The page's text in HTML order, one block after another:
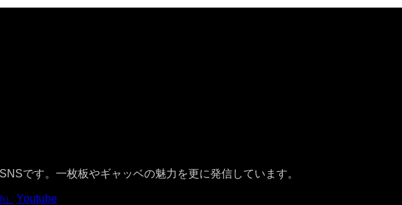
です。一枚板やギャッベの魅力を更に発信しています。
Youtube